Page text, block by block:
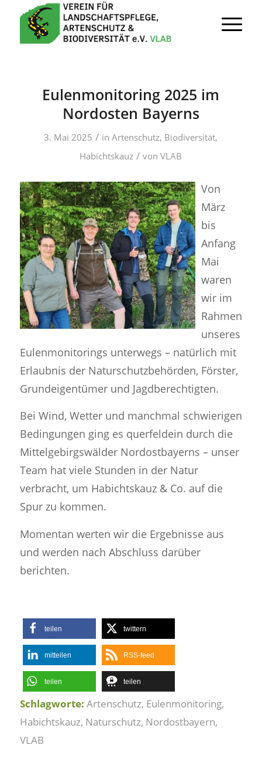
Eulenmonitoring 2025 im
Nordosten Bayerns
3. Mai 2025 / inArtenschutz, Biodiversität,
Habichtskauz / vonVLAB
Von
März
bis
Anfang
Mai
waren
wir im
Rahmen
unseres
Eulenmonitorings unterwegs – natürlich mit
Erlaubnis der Naturschutzbehörden, Förster,
Grundeigentümer und Jagdberechtigten.
Bei Wind, Wetter und manchmal schwierigen
Bedingungen ging es querfeldein durch die
Mittelgebirgswälder Nordostbayerns – unser
Team hat viele Stunden in der Natur
verbracht, um Habichtskauz & Co. auf die
Spur zu kommen.
Momentan werten wir die Ergebnisse aus
und werden nach Abschluss darüber
berichten.
teilen twittern
mitteilen RSS-feed
teilen teilen
Schlagworte: Artenschutz, Eulenmonitoring,
Habichtskauz, Naturschutz, Nordostbayern,
VLAB